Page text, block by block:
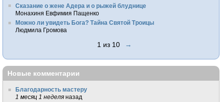
Сказание о жене Адера и о рыжей блуднице
Монахиня Евфимия Пащенко
Можно ли увидеть Бога? Тайна Святой Троицы
Людмила Громова
1 из 10 →
Новые комментарии
Благодарность мастеру
1 месяц 1 неделя назад